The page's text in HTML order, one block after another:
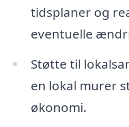
tidsplaner og
eventuelle
Støtte til
en lokal murer
økonomi.